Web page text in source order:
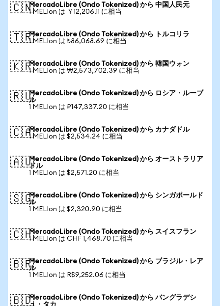
🇨🇳MercadoLibre (Ondo Tokenized) から 中国人民元
1 MELIon は ￥12,206.11 に相当
🇹🇷MercadoLibre (Ondo Tokenized) から トルコリラ
1 MELIon は ₺86,068.69 に相当
🇰🇷MercadoLibre (Ondo Tokenized) から 韓国ウォン
1 MELIon は ₩2,573,702.39 に相当
🇷🇺MercadoLibre (Ondo Tokenized) から ロシア・ルーブ
ル
1 MELIon は ₽147,337.20 に相当
🇨🇦MercadoLibre (Ondo Tokenized) から カナダドル
1 MELIon は $2,534.24 に相当
🇦🇺MercadoLibre (Ondo Tokenized) から オーストラリア
ドル
1 MELIon は $2,571.20 に相当
🇸🇬MercadoLibre (Ondo Tokenized) から シンガポールド
ル
1 MELIon は $2,320.90 に相当
🇨🇭MercadoLibre (Ondo Tokenized) から スイスフラン
1 MELIon は CHF 1,468.70 に相当
🇧🇷MercadoLibre (Ondo Tokenized) から ブラジル・レア
ル
1 MELIon は R$9,252.06 に相当
🇧🇩MercadoLibre (Ondo Tokenized) から バングラデシ
ュ・タカ